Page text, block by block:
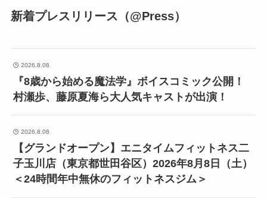
新着プレスリリース（@Press）
2026.8.08
『8歳から始める魔法学』ボイスコミック公開！
村瀬歩、藤原夏海ら大人気キャストが出演！
2026.8.08
【グランドオープン】エニタイムフィットネス二
子玉川店（東京都世田谷区）2026年8月8日（土）
＜24時間年中無休のフィットネスジム＞